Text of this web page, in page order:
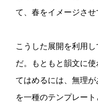
て、春をイメージさせ
こうした展開を利用
だ。もともと韻文に
てはめるには、無理が
を一種のテンプレー